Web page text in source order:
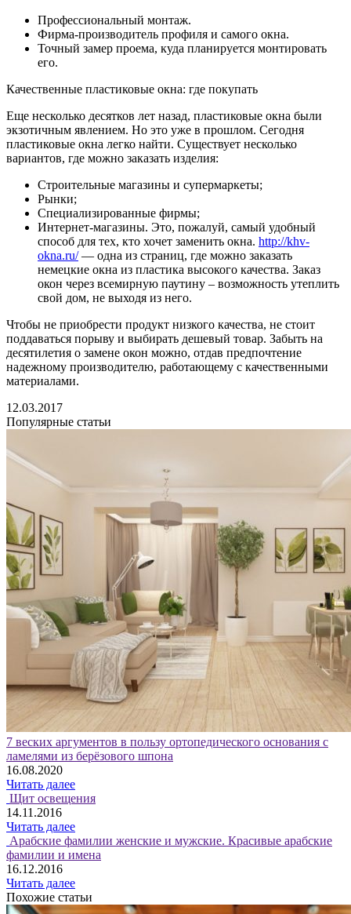
Профессиональный монтаж.
Фирма-производитель профиля и самого окна.
Точный замер проема, куда планируется монтировать
его.
Качественные пластиковые окна: где покупать
Еще несколько десятков лет назад, пластиковые окна были
экзотичным явлением. Но это уже в прошлом. Сегодня
пластиковые окна легко найти. Существует несколько
вариантов, где можно заказать изделия:
Строительные магазины и супермаркеты;
Рынки;
Специализированные фирмы;
Интернет-магазины. Это, пожалуй, самый удобный
способ для тех, кто хочет заменить окна. http://khv-
okna.ru/— одна из страниц, где можно заказать
немецкие окна из пластика высокого качества. Заказ
окон через всемирную паутину – возможность утеплить
свой дом, не выходя из него.
Чтобы не приобрести продукт низкого качества, не стоит
поддаваться порыву и выбирать дешевый товар. Забыть на
десятилетия о замене окон можно, отдав предпочтение
надежному производителю, работающему с качественными
материалами.
12.03.2017
Популярные статьи
7 веских аргументов в пользу ортопедического основания с
ламелями из берёзового шпона
16.08.2020
Читать далее
Щит освещения
14.11.2016
Читать далее
Арабские фамилии женские и мужские. Красивые арабские
фамилии и имена
16.12.2016
Читать далее
Похожие статьи